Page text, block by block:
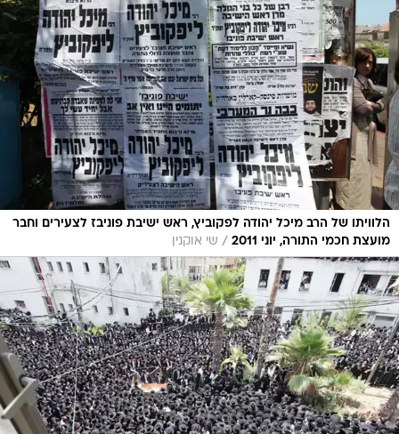
הלוויתו של הרב מיכל יהודה לפקוביץ, ראש ישיבת פוניבז לצעירים וחבר
מועצת חכמי התורה, יוני 2011
/ שי אוקנין